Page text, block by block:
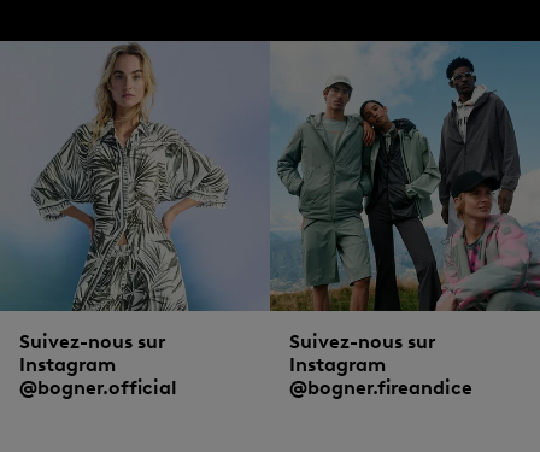
Suivez-nous sur
Instagram
@bogner.official
Suivez-nous sur
Instagram
@bogner.fireandice